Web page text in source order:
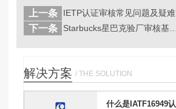
上一条
下一条
解决方案 / THE SOLUTION
什么是IATF16949